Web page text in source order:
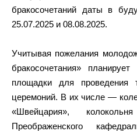
бракосочетаний даты в
25.07.2025 и 08.08.2025.
Учитывая пожелания
бракосочетания»
площадки для проведения
церемоний. В их числе —
«Швейцария»,
Преображенского